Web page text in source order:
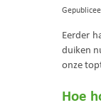
Eerder
duiken
onze
Hoe